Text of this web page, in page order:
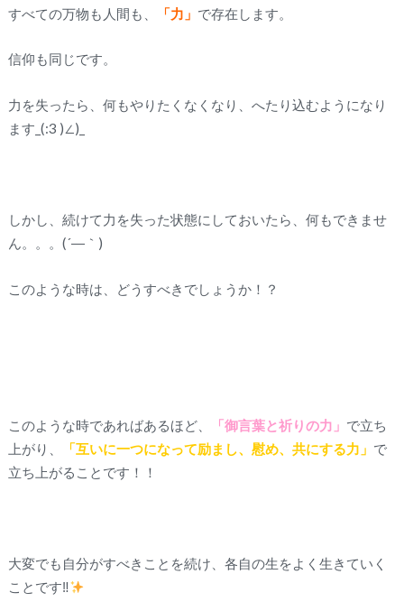
すべての万物も人間も、 「力」 で存在します。
信仰も同じです。
力を失ったら、何もやりたくなくなり、へたり込むようになり
ます_(:3 )∠)_
しかし、続けて力を失った状態にしておいたら、何もできませ
ん。。。(´―｀)
このような時は、どうすべきでしょうか！？
このような時であればあるほど、 「御言葉と祈りの力」 で立ち
上がり、
「互いに一つになって励まし、慰め、共にする力」 で
立ち上がることです！！
大変でも自分がすべきことを続け、各自の生をよく生きていく
ことです‼︎